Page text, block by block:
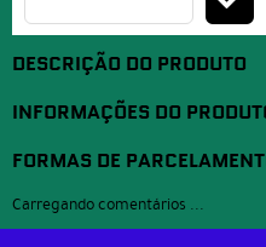
DESCRIÇÃO DO PRODUTO
INFORMAÇÕES DO
FORMAS DE
Carregando comentários ...